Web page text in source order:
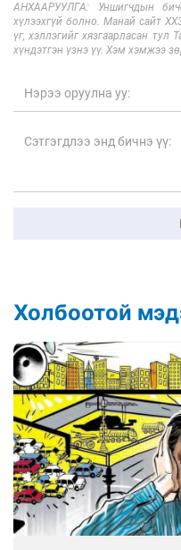
АНХААРУУЛГА: Уншигчдын
хүлээхгүй болно. Манай сайт
үг, хэллэгийг хязгаарласан тул
хүндэтгэн үзнэ үү. Хэм хэмжээ
Холбоотой